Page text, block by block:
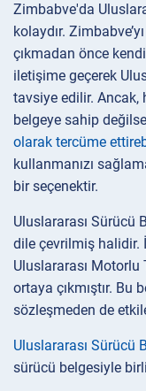
Zimbabve'da
kolaydır.
çıkmadan önce
iletişime geçerek
tavsiye edilir. Ancak,
belgeye sahip
olarak tercüme
kullanmanızı
bir seçenektir.
Uluslararası Sürücü
dile çevrilmiş halidir.
Uluslararası Motorlu
ortaya çıkmıştır. Bu
sözleşmeden de
Uluslararası Sürücü
sürücü belgesiyle